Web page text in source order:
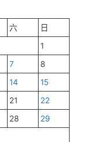
六
日
1
7
8
14
15
21
22
28
29